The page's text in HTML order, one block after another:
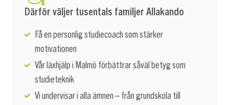
Därför väljer tusentals familjer Allakando
Få en personlig studiecoach som stärker
motivationen
Vår läxhjälp i Malmö förbättrar såväl betyg som
studieteknik
Vi undervisar i alla ämnen – från grundskola till